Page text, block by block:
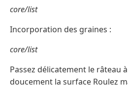
core/list
Incorporation des graines :
core/list
Passez délicatement le râteau
doucement la surface Roulez